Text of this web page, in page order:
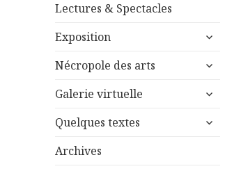
Lectures & Spectacles
Exposition
ouvrir
sous-
Nécropole des arts
ouvrir
sous-
Galerie virtuelle
ouvrir
sous-
Quelques textes
ouvrir
Archives